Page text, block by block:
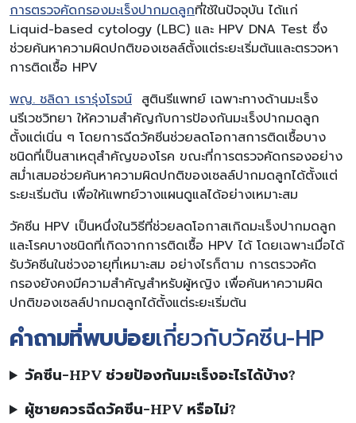
การตรวจคัดกรองมะเร็งปากมดลูกที่ใช้ในปัจจุบัน ได้แก่
Liquid-based cytology (LBC) และ HPV DNA Test ซึ่ง
ช่วยค้นหาความผิดปกติของเซลล์ตั้งแต่ระยะเริ่มต้นและตรวจหา
การติดเชื้อ HPV
พญ. ชลิดา เรารุ่งโรจน์ สูตินรีแพทย์ เฉพาะทางด้านมะเร็ง
นรีเวชวิทยา ให้ความสำคัญกับการป้องกันมะเร็งปากมดลูก
ตั้งแต่เนิ่น ๆ โดยการฉีดวัคซีนช่วยลดโอกาสการติดเชื้อบาง
ชนิดที่เป็นสาเหตุสำคัญของโรค ขณะที่การตรวจคัดกรองอย่าง
สม่ำเสมอช่วยค้นหาความผิดปกติของเซลล์ปากมดลูกได้ตั้งแต่
ระยะเริ่มต้น เพื่อให้แพทย์วางแผนดูแลได้อย่างเหมาะสม
วัคซีน HPV เป็นหนึ่งในวิธีที่ช่วยลดโอกาสเกิดมะเร็งปากมดลูก
และโรคบางชนิดที่เกิดจากการติดเชื้อ HPV ได้ โดยเฉพาะเมื่อได้
รับวัคซีนในช่วงอายุที่เหมาะสม อย่างไรก็ตาม การตรวจคัด
กรองยังคงมีความสำคัญสำหรับผู้หญิง เพื่อค้นหาความผิด
ปกติของเซลล์ปากมดลูกได้ตั้งแต่ระยะเริ่มต้น
คำถามที่พบบ่อยเกี่ยวกับวัคซีน-HP
วัคซีน-HPV ช่วยป้องกันมะเร็งอะไรได้บ้าง?
ผู้ชายควรฉีดวัคซีน-HPV หรือไม่?